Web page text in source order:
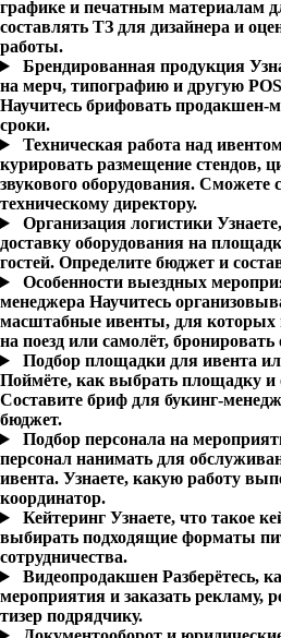
графике и печатным материалам
составлять ТЗ для дизайнера и
работы.
Брендированная продукция
на мерч, типографию и другую
Научитесь брифовать продакшен-
сроки.
Техническая работа над
курировать размещение стендов,
звукового оборудования. Сможете
техническому директору.
Организация логистики
доставку оборудования на
гостей. Определите бюджет и
Особенности выездных
менеджера Научитесь
масштабные ивенты, для которых
на поезд или самолёт, бронировать
Подбор площадки для ивента
Поймёте, как выбрать площадку и
Составите бриф для букинг-
бюджет.
Подбор персонала на
персонал нанимать для
ивента. Узнаете, какую работу
координатор.
Кейтеринг Узнаете, что такое
выбирать подходящие форматы
сотрудничества.
Видеопродакшен Разберётесь,
мероприятия и заказать рекламу,
тизер подрядчику.